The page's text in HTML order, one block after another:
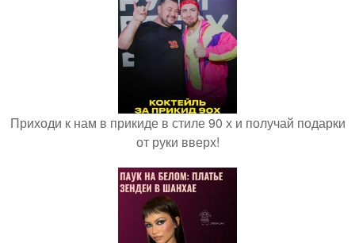
Приходи к нам в прикиде в стиле 90 х и получай подарки
от руки вверх!